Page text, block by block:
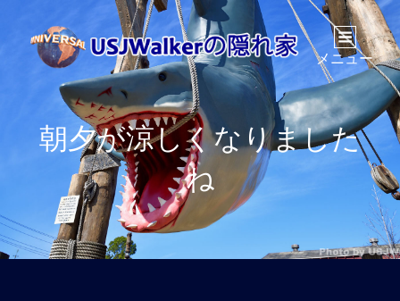
メニュー
朝夕が涼しくなりました
ね